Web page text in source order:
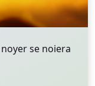
se noiera